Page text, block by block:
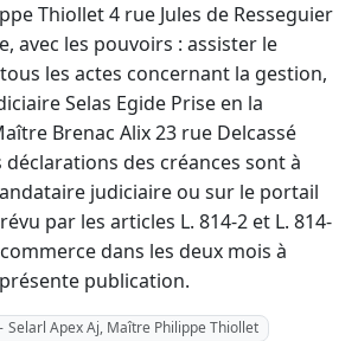
Thiollet 4 rue Jules de Resseguier
avec les pouvoirs : assister le
les actes concernant la gestion,
Selas Egide Prise en la
Brenac Alix 23 rue Delcassé
déclarations des créances sont à
judiciaire ou sur le portail
par les articles L. 814-2 et L. 814-
dans les deux mois à
publication.
- Selarl Apex Aj, Maître Philippe Thiollet